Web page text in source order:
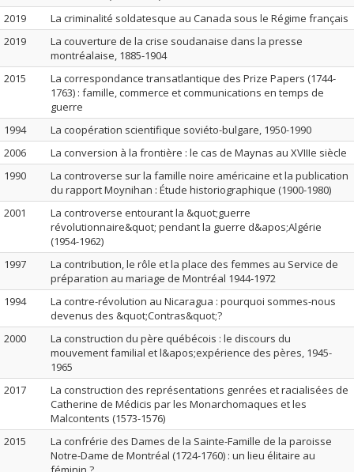
2019
La criminalité soldatesque au Canada sous le Régime français
2019
La couverture de la crise soudanaise dans la presse
montréalaise, 1885-1904
2015
La correspondance transatlantique des Prize Papers (1744-
1763) : famille, commerce et communications en temps de
guerre
1994
La coopération scientifique soviéto-bulgare, 1950-1990
2006
La conversion à la frontière : le cas de Maynas au XVIIIe siècle
1990
La controverse sur la famille noire américaine et la publication
du rapport Moynihan : Étude historiographique (1900-1980)
2001
La controverse entourant la &quot;guerre
révolutionnaire&quot; pendant la guerre d&apos;Algérie
(1954-1962)
1997
La contribution, le rôle et la place des femmes au Service de
préparation au mariage de Montréal 1944-1972
1994
La contre-révolution au Nicaragua : pourquoi sommes-nous
devenus des &quot;Contras&quot;?
2000
La construction du père québécois : le discours du
mouvement familial et l&apos;expérience des pères, 1945-
1965
2017
La construction des représentations genrées et racialisées de
Catherine de Médicis par les Monarchomaques et les
Malcontents (1573-1576)
2015
La confrérie des Dames de la Sainte-Famille de la paroisse
Notre-Dame de Montréal (1724-1760) : un lieu élitaire au